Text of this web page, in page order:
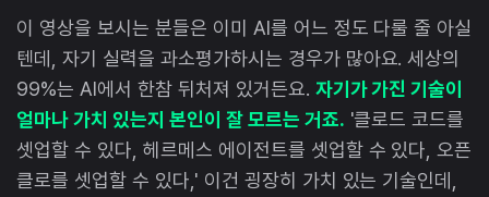
이 영상을 보시는 분들은 이미 AI를 어느 정도 다룰 줄 아실
텐데, 자기 실력을 과소평가하시는 경우가 많아요. 세상의
99%는 AI에서 한참 뒤처져 있거든요. 자기가 가진 기술이
얼마나 가치 있는지 본인이 잘 모르는 거죠. '클로드 코드를
셋업할 수 있다, 헤르메스 에이전트를 셋업할 수 있다, 오픈
클로를 셋업할 수 있다,' 이건 굉장히 가치 있는 기술인데,